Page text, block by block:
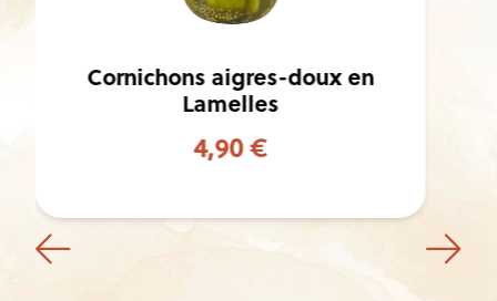
Cornichons aigres-doux en
Rondelles
3,50 € - 4,90 €